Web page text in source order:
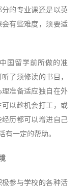
的专业课还是以英
有些难度，须要适
国留学前所做的准
了须修读的书目，
准备适应独自在外
以趁机会打工，或
历都可以增进自己
有一定的帮助。
参与学校的各种活